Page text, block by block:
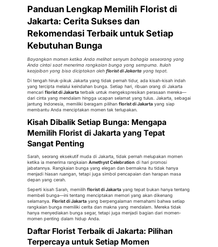
Panduan Lengkap Memilih Florist di
Jakarta: Cerita Sukses dan
Rekomendasi Terbaik untuk Setiap
Kebutuhan Bunga
Bayangkan momen ketika Anda melihat senyum bahagia seseorang yang
Anda cintai saat menerima rangkaian bunga yang sempurna. Itulah
keajaiban yang bisa diciptakan oleh florist di Jakarta yang tepat.
Di tengah hiruk-pikuk Jakarta yang tidak pernah tidur, ada kisah-kisah indah
yang tercipta melalui keindahan bunga. Setiap hari, ribuan orang di Jakarta
mencari florist di Jakarta terbaik untuk mengekspresikan perasaan mereka—
dari cinta yang mendalam hingga ucapan selamat yang tulus. Jakarta, sebagai
jantung Indonesia, memiliki beragam pilihan florist di Jakarta yang siap
membantu Anda menciptakan momen tak terlupakan.
Kisah Dibalik Setiap Bunga: Mengapa
Memilih Florist di Jakarta yang Tepat
Sangat Penting
Sarah, seorang eksekutif muda di Jakarta, tidak pernah melupakan momen
ketika ia menerima rangkaian Amethyst Celebration di hari promosi
jabatannya. Rangkaian bunga yang elegan dan bermakna itu tidak hanya
menjadi hiasan ruangan, tetapi juga simbol pencapaian dan harapan masa
depan yang cerah.
Seperti kisah Sarah, memilih florist di Jakarta yang tepat bukan hanya tentang
membeli bunga—ini tentang menciptakan memori yang akan dikenang
selamanya. Florist di Jakarta yang berpengalaman memahami bahwa setiap
rangkaian bunga memiliki cerita dan makna yang mendalam. Mereka tidak
hanya menyediakan bunga segar, tetapi juga menjadi bagian dari momen-
momen penting dalam hidup Anda.
Daftar Florist Terbaik di Jakarta: Pilihan
Terpercaya untuk Setiap Momen